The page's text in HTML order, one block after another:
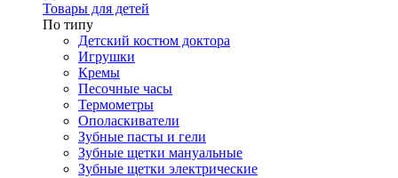
Товары для детей
По типу
Детский костюм доктора
Игрушки
Кремы
Песочные часы
Термометры
Ополаскиватели
Зубные пасты и гели
Зубные щетки мануальные
Зубные щетки электрические